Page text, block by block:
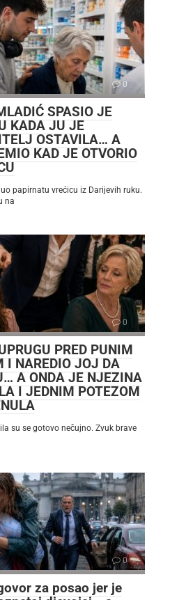
0
SPASIO JE
KADA JU JE
OSTAVILA… A
KAD JE OTVORIO
papirnatu vrećicu iz Darijevih ruku.
na
0
PRED PUNIM
I NAREDIO JOJ DA
A ONDA JE NJEZINA
I JEDNIM POTEZOM
su se gotovo nečujno. Zvuk brave
0
za posao jer je